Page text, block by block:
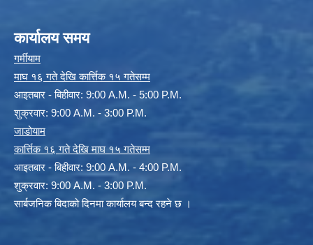
कार्यालय समय
गर्मीयाम
माघ १६ गते देखि कार्त्तिक १५ गतेसम्म
आइतबार - बिहीवार: 9:00 A.M. - 5:00 P.M.
शुक्रवार: 9:00 A.M. - 3:00 P.M.
जाडोयाम
कार्त्तिक १६ गते देखि माघ १५ गतेसम्म
आइतबार - बिहीवार: 9:00 A.M. - 4:00 P.M.
शुक्रवार: 9:00 A.M. - 3:00 P.M.
सार्बजनिक बिदाको दिनमा कार्यालय बन्द रहने छ ।